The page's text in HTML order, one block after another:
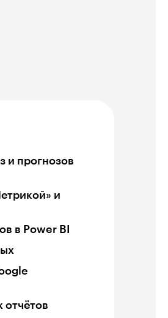
и прогнозов
и
в Power BI
отчётов